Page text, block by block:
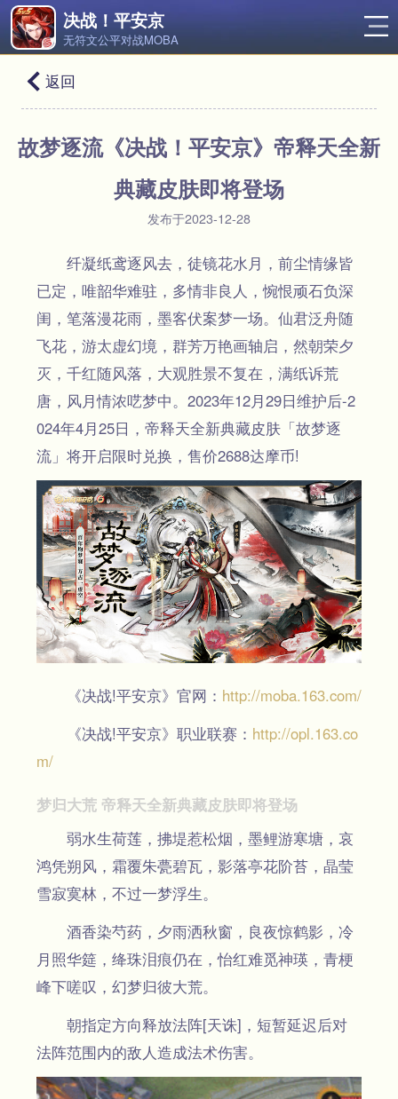
决战！平安京
无符文公平对战MOBA
返回
故梦逐流《决战！平安京》帝释天全新
典藏皮肤即将登场
发布于2023-12-28
纤凝纸鸢逐风去，徒镜花水月，前尘情缘皆
已定，唯韶华难驻，多情非良人，惋恨顽石负深
闺，笔落漫花雨，墨客伏案梦一场。仙君泛舟随
飞花，游太虚幻境，群芳万艳画轴启，然朝荣夕
灭，千红随风落，大观胜景不复在，满纸诉荒
唐，风月情浓呓梦中。2023年12月29日维护后-2
024年4月25日，帝释天全新典藏皮肤「故梦逐
流」将开启限时兑换，售价2688达摩币!
《决战!平安京》官网： http://moba.163.com/
《决战!平安京》职业联赛： http://opl.163.co
m/
梦归大荒 帝释天全新典藏皮肤即将登场
弱水生荷莲，拂堤惹松烟，墨鲤游寒塘，哀
鸿凭朔风，霜覆朱甍碧瓦，影落亭花阶苔，晶莹
雪寂寞林，不过一梦浮生。
酒香染芍药，夕雨洒秋窗，良夜惊鹤影，冷
月照华筵，绛珠泪痕仍在，怡红难觅神瑛，青梗
峰下嗟叹，幻梦归彼大荒。
朝指定方向释放法阵[天诛]，短暂延迟后对
法阵范围内的敌人造成法术伤害。